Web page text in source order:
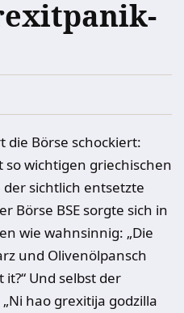
Börse schockiert:
so wichtigen griechischen
sichtlich entsetzte
Börse BSE sorgte sich in
wie wahnsinnig: „Die
und Olivenölpansch
Und selbst der
hao grexitija godzilla